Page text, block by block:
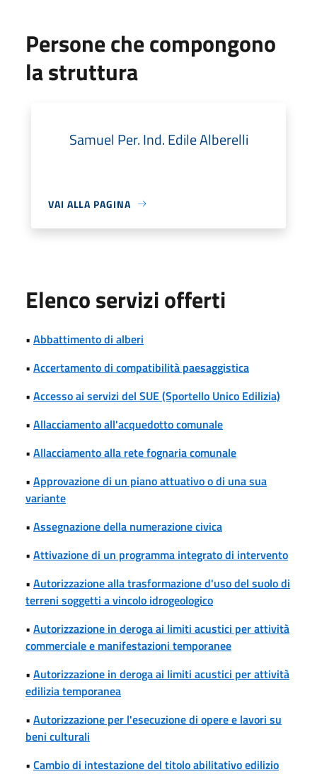
Persone che compongono
la struttura
Samuel Per. Ind. Edile Alberelli
VAI ALLA PAGINA
Elenco servizi offerti
• Abbattimento di alberi
• Accertamento di compatibilità paesaggistica
• Accesso ai servizi del SUE (Sportello Unico Edilizia)
• Allacciamento all'acquedotto comunale
• Allacciamento alla rete fognaria comunale
• Approvazione di un piano attuativo o di una sua
variante
• Assegnazione della numerazione civica
• Attivazione di un programma integrato di intervento
• Autorizzazione alla trasformazione d'uso del suolo di
terreni soggetti a vincolo idrogeologico
• Autorizzazione in deroga ai limiti acustici per attività
commerciale e manifestazioni temporanee
• Autorizzazione in deroga ai limiti acustici per attività
edilizia temporanea
• Autorizzazione per l'esecuzione di opere e lavori su
beni culturali
• Cambio di intestazione del titolo abilitativo edilizio